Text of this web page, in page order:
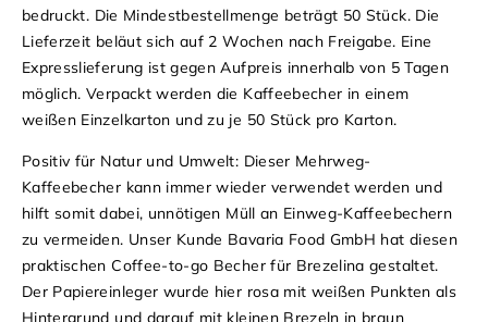
bedruckt. Die Mindestbestellmenge beträgt 50 Stück. Die
Lieferzeit beläut sich auf 2 Wochen nach Freigabe. Eine
Expresslieferung ist gegen Aufpreis innerhalb von 5 Tagen
möglich. Verpackt werden die Kaffeebecher in einem
weißen Einzelkarton und zu je 50 Stück pro Karton.
Positiv für Natur und Umwelt: Dieser Mehrweg-
Kaffeebecher kann immer wieder verwendet werden und
hilft somit dabei, unnötigen Müll an Einweg-Kaffeebechern
zu vermeiden. Unser Kunde Bavaria Food GmbH hat diesen
praktischen Coffee-to-go Becher für Brezelina gestaltet.
Der Papiereinleger wurde hier rosa mit weißen Punkten als
Hintergrund und darauf mit kleinen Brezeln in braun